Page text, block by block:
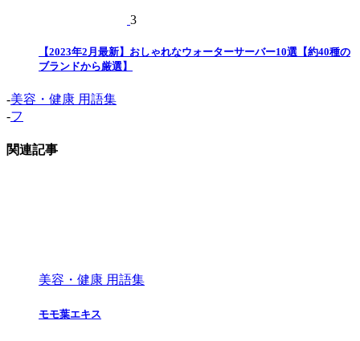
3
【2023年2月最新】おしゃれなウォーターサーバー10選【約40種の
ブランドから厳選】
-美容・健康 用語集
-フ
関連記事
美容・健康 用語集
モモ葉エキス